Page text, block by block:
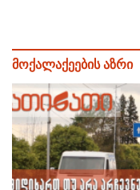
მოქალაქეების აზრი